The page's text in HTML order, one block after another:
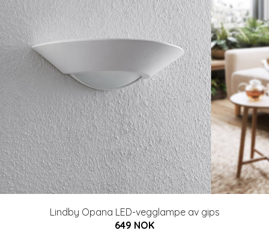
Lindby Opana LED-vegglampe av gips
649 NOK